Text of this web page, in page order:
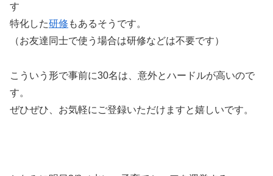
す
特化した研修 もあるそうです。
（お友達同士で使う場合は研修などは不要です）
こういう形で事前に30名は、意外とハードルが高いので
す。
ぜひぜひ、お気軽にご登録いただけますと嬉しいです。